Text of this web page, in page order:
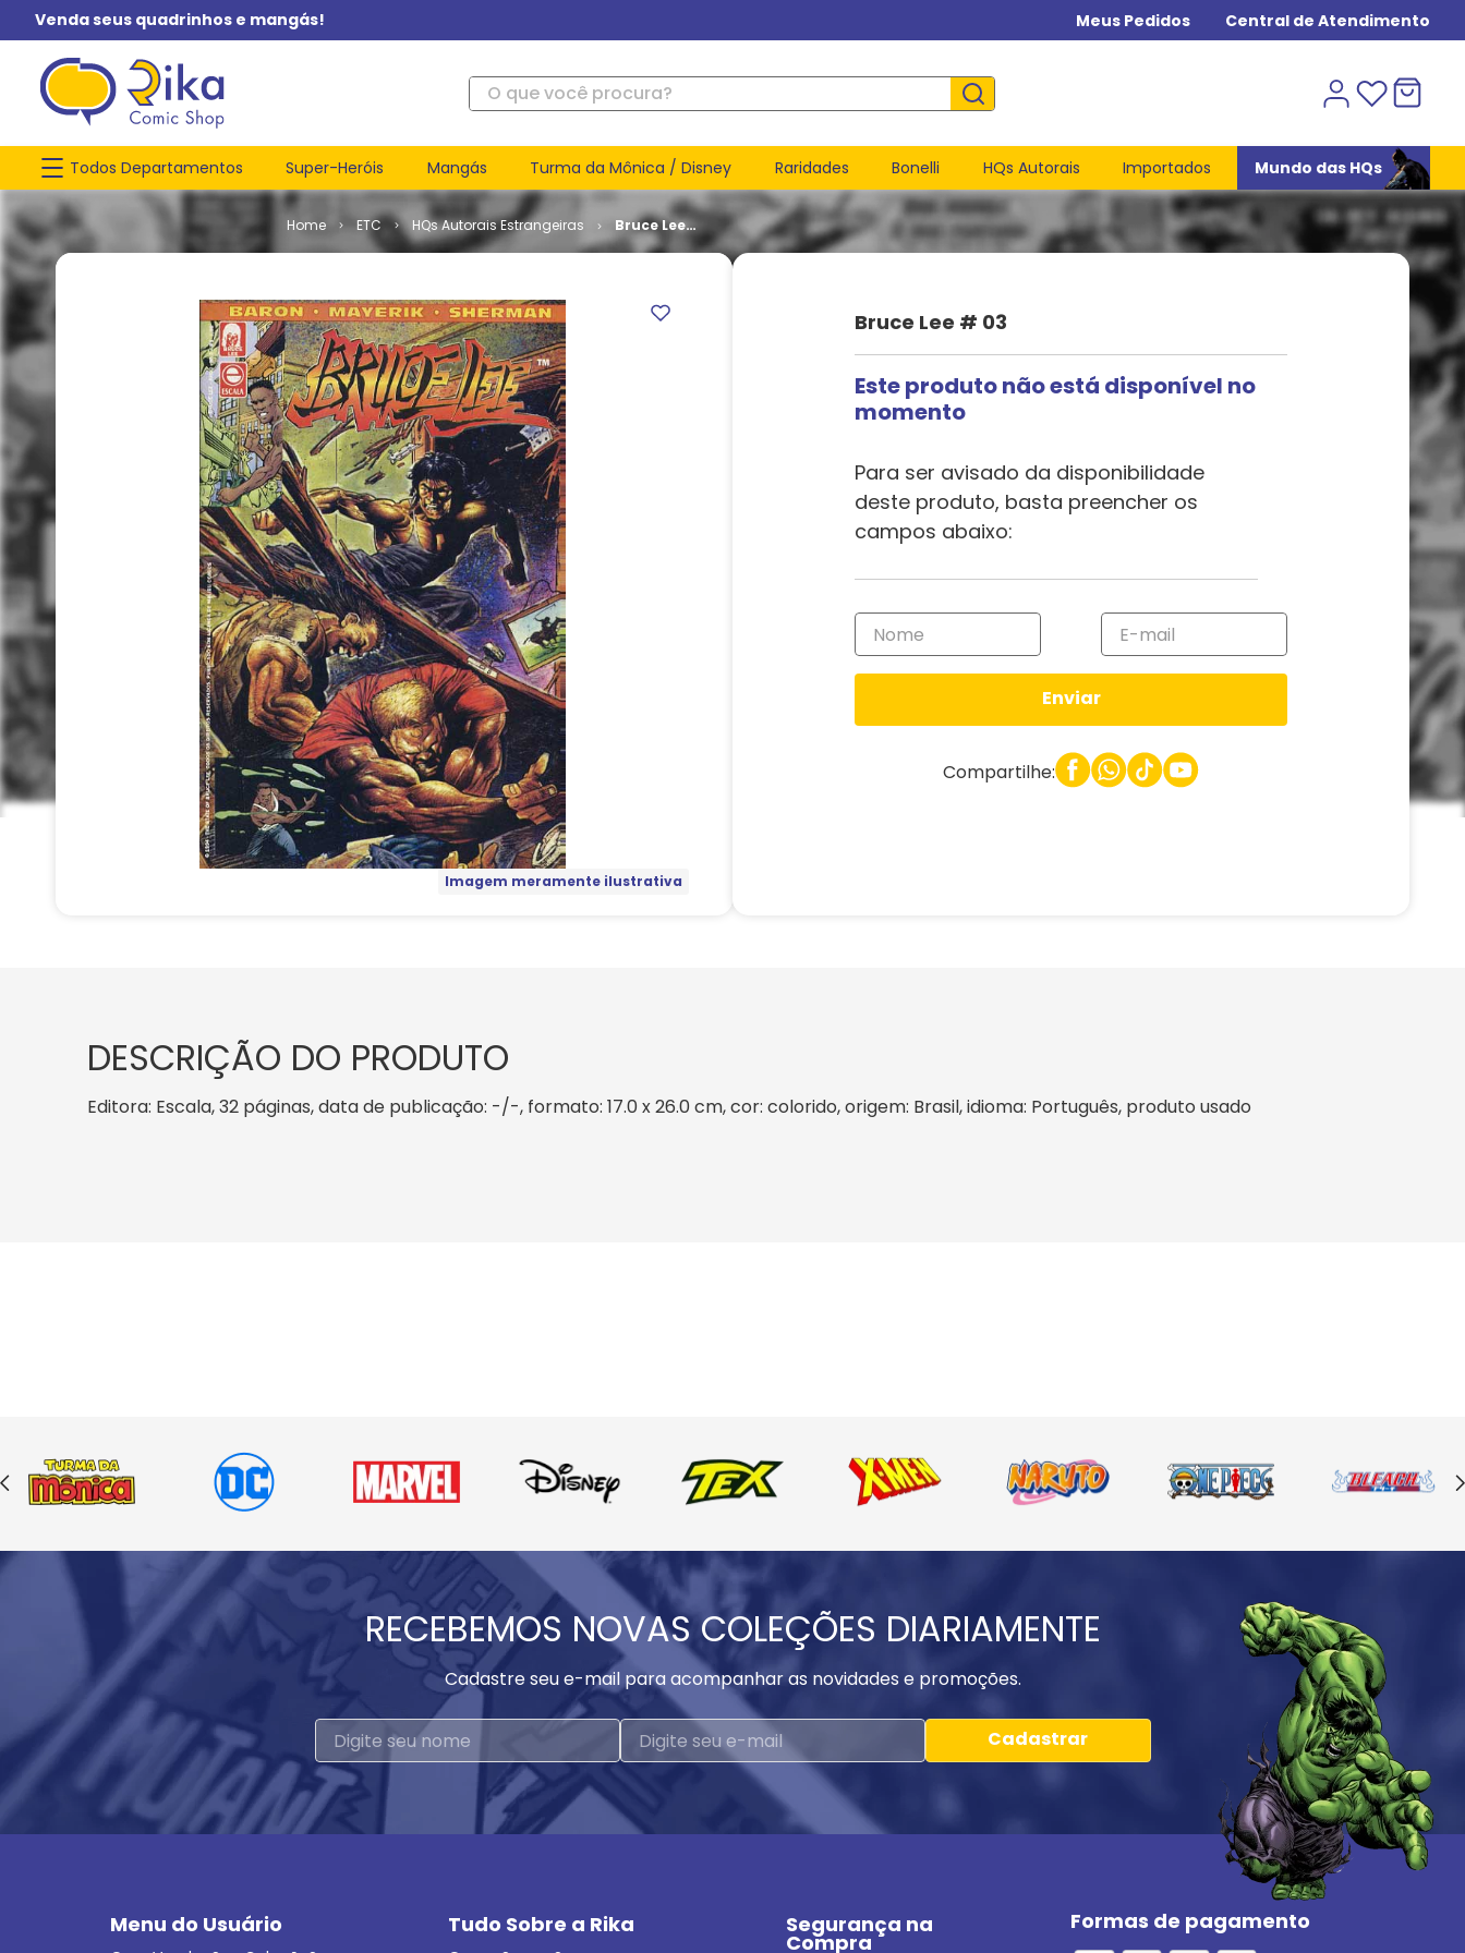
Venda seus quadrinhos e mangás! Meus Pedidos Central de Atendimento
O que você procura?
Todos Departamentos Super-Heróis Mangás Turma da Mônica / Disney Raridades Bonelli HQs Autorais Importados Mundo das HQs
ETC HQs Autorais Estrangeiras
Bruce Lee
# 03
Imagem meramente ilustrativa
Bruce Lee # 03
Este produto não está disponível no
momento
Para ser avisado da disponibilidade
deste produto, basta preencher os
campos abaixo:
Enviar
Compartilhe:
DESCRIÇÃO DO PRODUTO
Editora: Escala, 32 páginas, data de publicação: -/-, formato: 17.0 x 26.0 cm, cor: colorido, origem: Brasil, idioma: Português, produto usado
RECEBEMOS NOVAS COLEÇÕES DIARIAMENTE
Cadastre seu e-mail para acompanhar as novidades e promoções.
Cadastrar
Menu do Usuário Tudo Sobre a Rika Segurança na
Compra
Formas de pagamento